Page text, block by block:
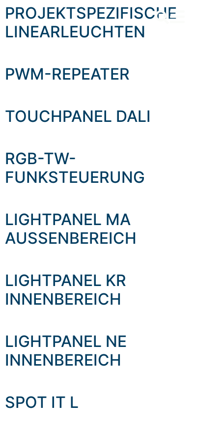
content
PROJEKTSPEZIFISCHE
LINEARLEUCHTEN
PWM-REPEATER
TOUCHPANEL DALI
RGB-TW-
FUNKSTEUERUNG
LIGHTPANEL MA
AUSSENBEREICH
LIGHTPANEL KR
INNENBEREICH
LIGHTPANEL NE
INNENBEREICH
SPOT IT L